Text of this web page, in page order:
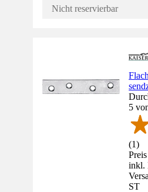
Nicht reservierbar
5
(1)
inkl.
ST